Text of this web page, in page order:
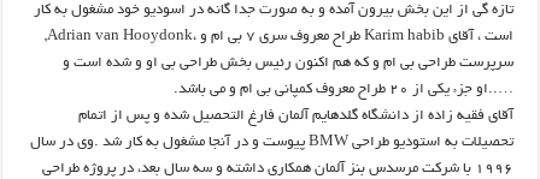
تازه گی از این بخش بیرون آمده و به صورت جدا گانه در اسودیو خود مشغول به کار
است ، آقای Karim habib طراح معروف سری 7 بی ام و ،Adrian van Hooydonk,
سرپرست طراحی بی ام و که هم اکنون رئیس بخش طراحی بی او و شده است و
…..او جزء یکی از 20 طراح معروف کمپانی بی ام و می باشد.
آقای فقیه زاده از دانشگاه گلدهایم آلمان فارغ التحصیل شده و پس از اتمام
تحصیلات به استودیو طراحی BMW پیوست و در آنجا مشغول به کار شد .وی در سال
1996 با شرکت مرسدس بنز آلمان همکاری داشته و سه سال بعد، در پروژه طراحی